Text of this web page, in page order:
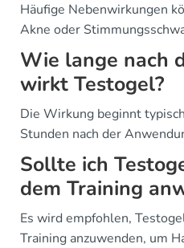
Häufige Nebenwirkungen
Akne oder
Wie lange nach
wirkt Testogel?
Die Wirkung beginnt
Stunden nach der
Sollte ich
dem Training
Es wird empfohlen,
Training anzuwenden, um